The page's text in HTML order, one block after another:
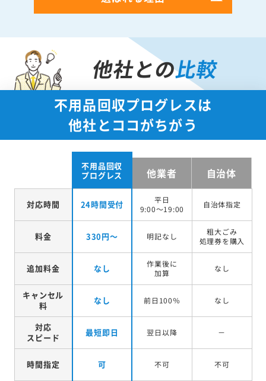
他社との比較
不用品回収プログレスは
他社とココがちがう
不用品回収
プログレス
他業者 自治体
対応時間 24時間受付
平日
9:00～19:00
自治体指定
料金 330円～ 明記なし
粗大ごみ
処理券を購入
追加料金 なし
作業後に
加算
なし
キャンセル
料
なし 前日100％ なし
対応
スピード
最短即日 翌日以降 －
時間指定 可 不可 不可